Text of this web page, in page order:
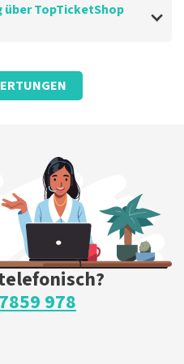
über TopTicketShop
überTopTicketShop
978